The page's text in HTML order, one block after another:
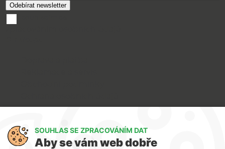
O nás
SOUHLAS SE ZPRACOVÁNÍM DAT
Aby se vám web dobře